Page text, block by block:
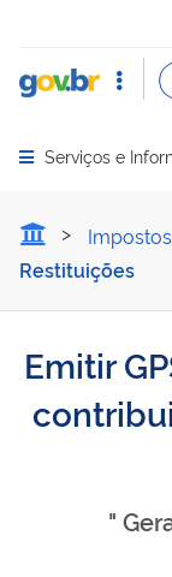
Abrir menu
Serviços e
Emitir
Restituições
Emitir
"